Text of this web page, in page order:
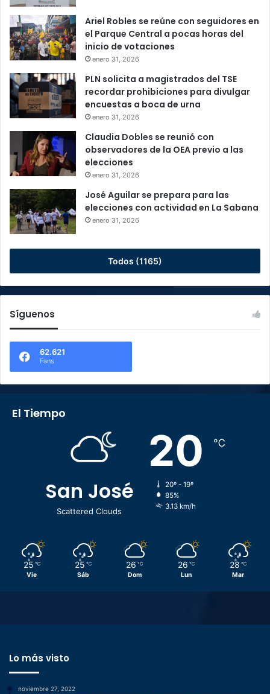
Ariel Robles se reúne con seguidores en
el Parque Central a pocas horas del
inicio de votaciones
enero 31, 2026
PLN solicita a magistrados del TSE
recordar prohibiciones para divulgar
encuestas a boca de urna
enero 31, 2026
Claudia Dobles se reunió con
observadores de la OEA previo a las
elecciones
enero 31, 2026
José Aguilar se prepara para las
elecciones con actividad en La Sabana
enero 31, 2026
Todos (1165)
Síguenos
62.621
Fans
El Tiempo
San José
Scattered Clouds
20 ℃
20º - 19º
85%
3.13 km/h
25 ℃
Vie
25 ℃
Sáb
26 ℃
Dom
26 ℃
Lun
28 ℃
Mar
Lo más visto
noviembre 27, 2022